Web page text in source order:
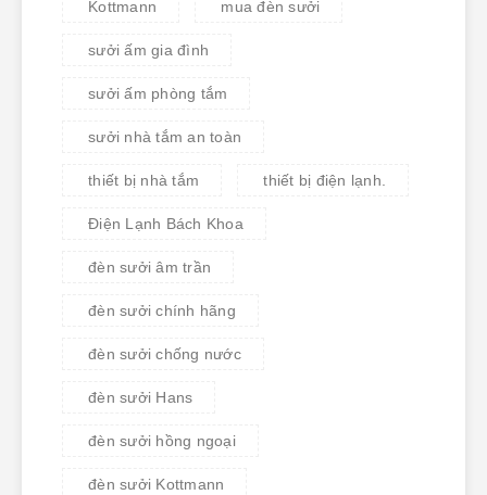
Kottmann mua đèn sưởi
sưởi ấm gia đình
sưởi ấm phòng tắm
sưởi nhà tắm an toàn
thiết bị nhà tắm thiết bị điện lạnh.
Điện Lạnh Bách Khoa
đèn sưởi âm trần
đèn sưởi chính hãng
đèn sưởi chống nước
đèn sưởi Hans
đèn sưởi hồng ngoại
đèn sưởi Kottmann